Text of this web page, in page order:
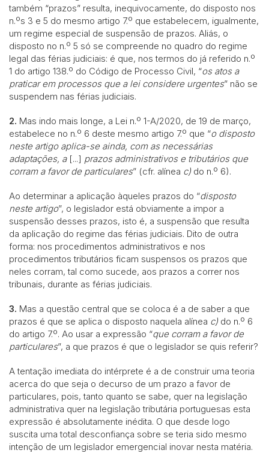
também “prazos” resulta, inequivocamente, do disposto nos
n.ºs 3 e 5 do mesmo artigo 7.º que estabelecem, igualmente,
um regime especial de suspensão de prazos. Aliás, o
disposto no n.º 5 só se compreende no quadro do regime
legal das férias judiciais: é que, nos termos do já referido n.º
1 do artigo 138.º do Código de Processo Civil, “os atos a
praticar em processos que a lei considere urgentes” não se
suspendem nas férias judiciais.
2. Mas indo mais longe, a Lei n.º 1-A/2020, de 19 de março,
estabelece no n.º 6 deste mesmo artigo 7.º que “o disposto
neste artigo aplica-se ainda, com as necessárias
adaptações, a[...] prazos administrativos e tributários que
corram a favor de particulares” (cfr. alínea c) do n.º 6).
Ao determinar a aplicação àqueles prazos do “disposto
neste artigo”, o legislador está obviamente a impor a
suspensão desses prazos, isto é, a suspensão que resulta
da aplicação do regime das férias judiciais. Dito de outra
forma: nos procedimentos administrativos e nos
procedimentos tributários ficam suspensos os prazos que
neles corram, tal como sucede, aos prazos a correr nos
tribunais, durante as férias judiciais.
3. Mas a questão central que se coloca é a de saber a que
prazos é que se aplica o disposto naquela alínea c) do n.º 6
do artigo 7.º. Ao usar a expressão “que corram a favor de
particulares”, a que prazos é que o legislador se quis referir?
A tentação imediata do intérprete é a de construir uma teoria
acerca do que seja o decurso de um prazo a favor de
particulares, pois, tanto quanto se sabe, quer na legislação
administrativa quer na legislação tributária portuguesas esta
expressão é absolutamente inédita. O que desde logo
suscita uma total desconfiança sobre se teria sido mesmo
intenção de um legislador emergencial inovar nesta matéria.